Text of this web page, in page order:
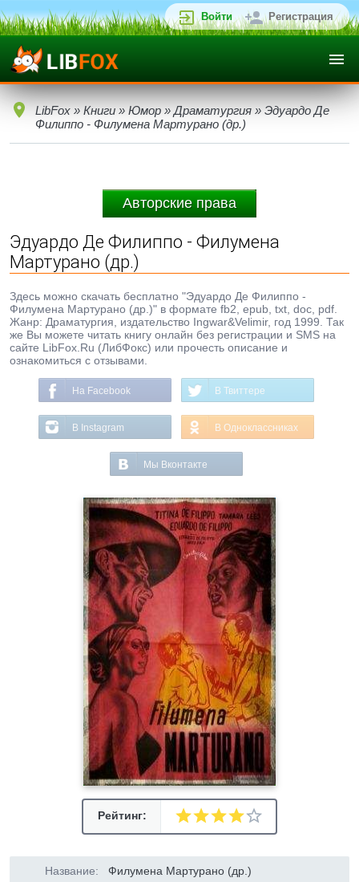
Войти Регистрация
LibFox » Книги » Юмор » Драматургия » Эдуардо Де
Филиппо - Филумена Мартурано (др.)
Авторские права
Эдуардо Де Филиппо - Филумена
Мартурано (др.)
Здесь можно скачать бесплатно "Эдуардо Де Филиппо -
Филумена Мартурано (др.)" в формате fb2, epub, txt, doc, pdf.
Жанр: Драматургия, издательство Ingwar&Velimir, год 1999. Так
же Вы можете читать книгу онлайн без регистрации и SMS на
сайте LibFox.Ru (ЛибФокс) или прочесть описание и
ознакомиться с отзывами.
На Facebook В Твиттере
В Instagram В Одноклассниках
Мы Вконтакте
Рейтинг:
Название: Филумена Мартурано (др.)